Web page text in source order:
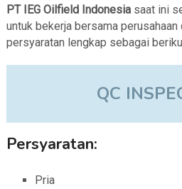
PT IEG Oilfield Indonesiasaat ini
untuk bekerja bersama
persyaratan lengkap sebagai
QC
Persyaratan:
Pria